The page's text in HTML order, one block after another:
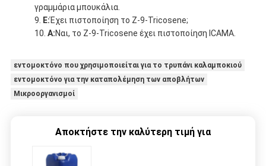
γραμμάρια μπουκάλια.
Ε:Έχει πιστοποίηση το Z-9-Tricosene;
Α:Ναι, το Z-9-Tricosene έχει πιστοποίηση ICAMA.
εντομοκτόνο που χρησιμοποιείται για το τρυπάνι καλαμποκιού
εντομοκτόνο για την καταπολέμηση των αποβλήτων
Μικροοργανισμοί
Αποκτήστε την καλύτερη τιμή για